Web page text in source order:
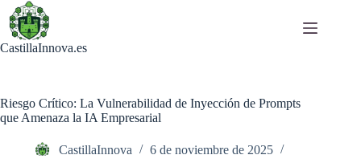
Saltar
contenido
CastillaInnova.es
Riesgo Crítico: La Vulnerabilidad de Inyección de Prompts
que Amenaza la IA Empresarial
CastillaInnova
6 de noviembre de 2025